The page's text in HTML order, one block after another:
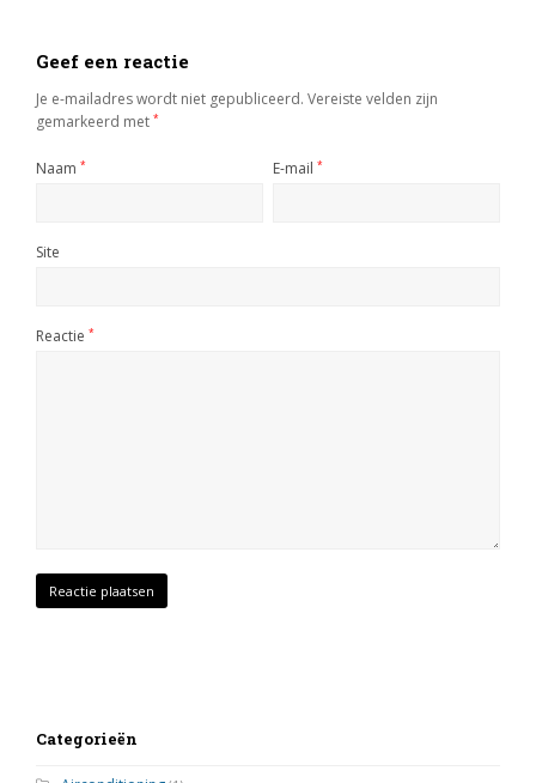
Geef een reactie
Je e-mailadres wordt niet gepubliceerd. Vereiste velden zijn
gemarkeerd met *
Naam * E-mail *
Site
Reactie *
Categorieën